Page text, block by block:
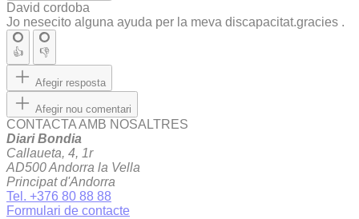
David cordoba
Jo nesecito alguna ayuda per la meva discapacitat.gracies .
👍 👎
Afegir resposta
Afegir nou comentari
CONTACTA AMB NOSALTRES
Diari Bondia
Callaueta, 4, 1r
AD500 Andorra la Vella
Principat d'Andorra
Tel. +376 80 88 88
Formulari de contacte